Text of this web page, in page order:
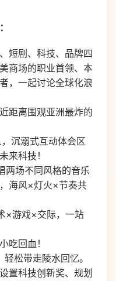
短剧、科技、品牌四
商场的职业首领、本
，一起讨论全球化浪
近距离围观亚洲最炸的
沉溺式互动体会区
来科技！
两场不同风格的音乐
海风×灯火×节奏共
×游戏×交际，一站
吃回血！
松带走陵水回忆。
设置科技创新奖、规划